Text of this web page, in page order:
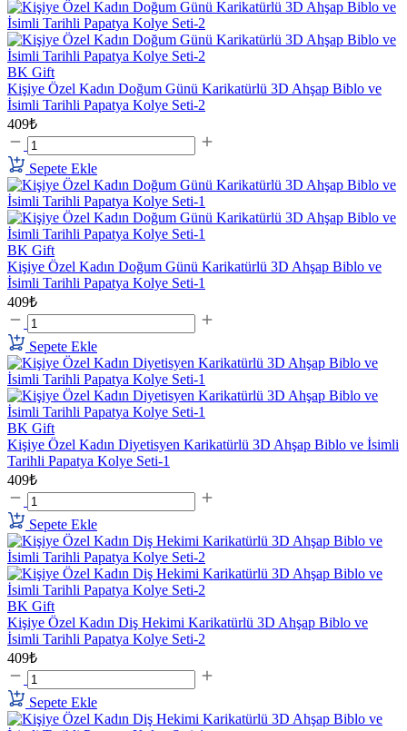
BK Gift
Kişiye Özel Kadın Doğum Günü Karikatürlü 3D Ahşap Biblo ve
İsimli Tarihli Papatya Kolye Seti-2
409₺
Sepete Ekle
BK Gift
Kişiye Özel Kadın Doğum Günü Karikatürlü 3D Ahşap Biblo ve
İsimli Tarihli Papatya Kolye Seti-1
409₺
Sepete Ekle
BK Gift
Kişiye Özel Kadın Diyetisyen Karikatürlü 3D Ahşap Biblo ve İsimli
Tarihli Papatya Kolye Seti-1
409₺
Sepete Ekle
BK Gift
Kişiye Özel Kadın Diş Hekimi Karikatürlü 3D Ahşap Biblo ve
İsimli Tarihli Papatya Kolye Seti-2
409₺
Sepete Ekle